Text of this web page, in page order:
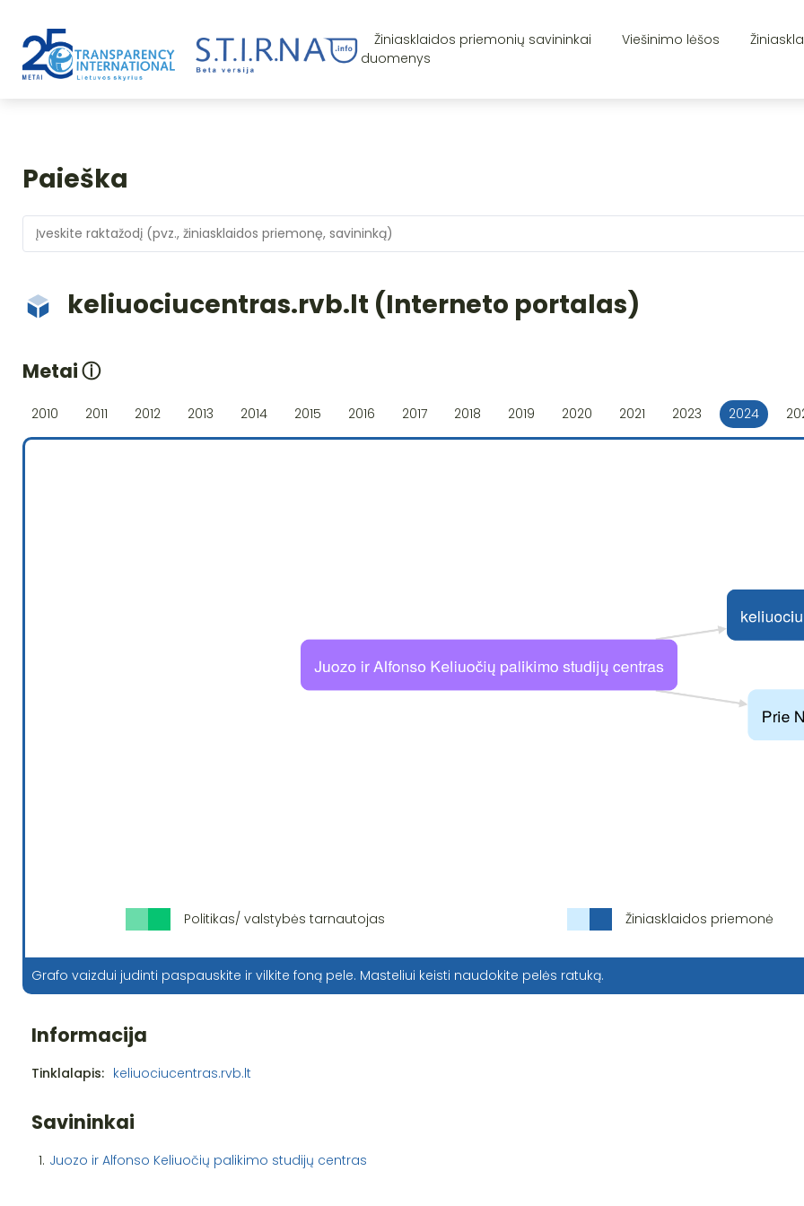
Žiniasklaidos priemonių savininkai Viešinimo lėšos
duomenys
Paieška
keliuociucentras.rvb.lt (Interneto portalas)
Metaiⓘ
2010 2011 2012 2013 2014 2015 2016 2017 2018 2019 2020 2021 2023 2024
Politikas/ valstybės tarnautojas Žiniasklaidos priemonė
Grafo vaizdui judinti paspauskite ir vilkite foną pele. Masteliui keisti naudokite pelės ratuką.
Informacija
Tinklalapis: keliuociucentras.rvb.lt
Savininkai
1. Juozo ir Alfonso Keliuočių palikimo studijų centras